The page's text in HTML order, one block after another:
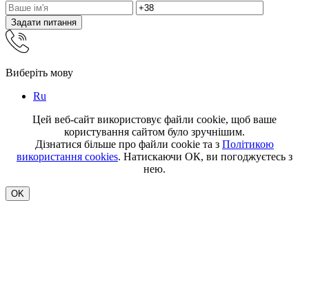
Задати питання
Виберіть мову
Ru
Цей веб-сайт використовує файли cookie, щоб ваше
користування сайтом було зручнішим.
Дізнатися більше про файли cookie та з Політикою
використання cookies. Натискаючи ОК, ви погоджуєтесь з
нею.
OK